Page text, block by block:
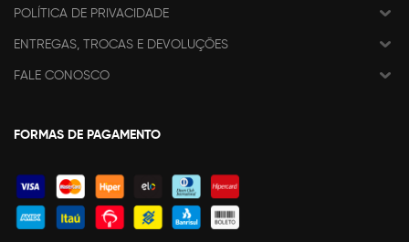
POLÍTICA DE PRIVACIDADE
ENTREGAS, TROCAS E DEVOLUÇÕES
FALE CONOSCO
FORMAS DE PAGAMENTO